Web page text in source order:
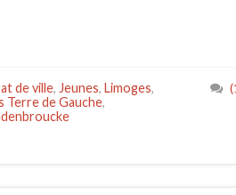
de ville, Jeunes, Limoges,
Terre de Gauche,